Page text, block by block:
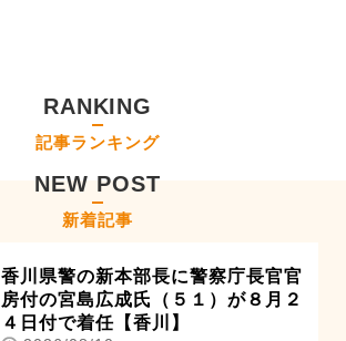
RANKING
記事ランキング
NEW POST
新着記事
香川県警の新本部長に警察庁長官官
房付の宮島広成氏（５１）が８月２
４日付で着任【香川】